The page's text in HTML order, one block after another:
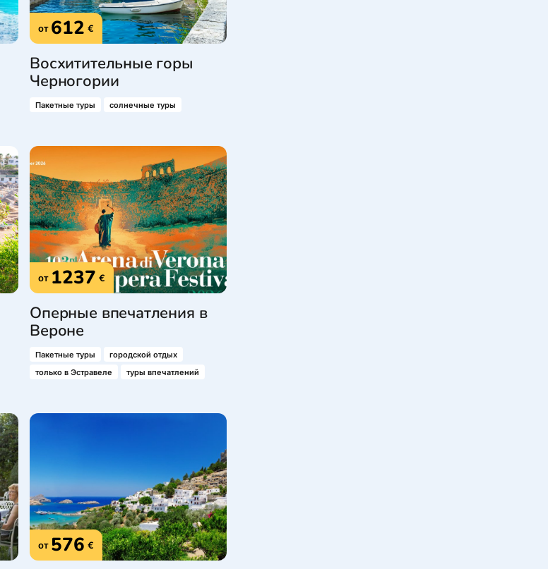
от 612 €
Восхитительные горы
Черногории
Пакетные туры солнечные туры
от 1237 €
Оперные впечатления в
Вероне
Пакетные туры
городской отдых
только в Эстравеле
туры впечатлений
от 576 €